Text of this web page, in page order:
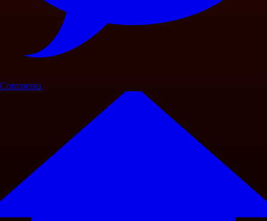
Commenta